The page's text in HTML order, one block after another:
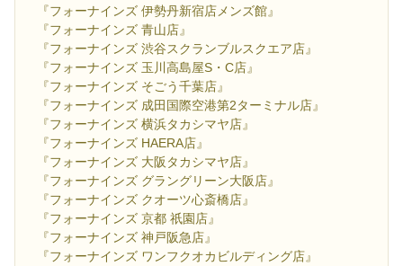
『フォーナインズ 伊勢丹新宿店メンズ館』
『フォーナインズ 青山店』
『フォーナインズ 渋谷スクランブルスクエア店』
『フォーナインズ 玉川高島屋S・C店』
『フォーナインズ そごう千葉店』
『フォーナインズ 成田国際空港第2ターミナル店』
『フォーナインズ 横浜タカシマヤ店』
『フォーナインズ HAERA店』
『フォーナインズ 大阪タカシマヤ店』
『フォーナインズ グラングリーン大阪店』
『フォーナインズ クオーツ心斎橋店』
『フォーナインズ 京都 祇園店』
『フォーナインズ 神戸阪急店』
『フォーナインズ ワンフクオカビルディング店』